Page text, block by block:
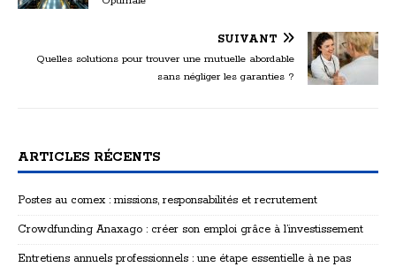
SUIVANT
Quelles solutions pour trouver une mutuelle abordable
sans négliger les garanties ?
ARTICLES RÉCENTS
Postes au comex : missions, responsabilités et recrutement
Crowdfunding Anaxago : créer son emploi grâce à l’investissement
Entretiens annuels professionnels : une étape essentielle à ne pas